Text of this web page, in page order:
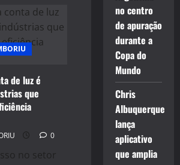
de luz é
que
0
no setor
no centro
de apuração
durante a
Copa do
Mundo
Chris
Albuquerque
lança
aplicativo
que amplia